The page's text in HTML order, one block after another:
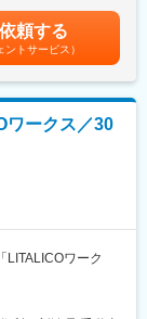
実績あり/子ども
くるみんマーク取
変化点を抽出しテ
品機能テスト仕様
施調整業務(機材手
（33歳、マネージ
ネージャー、入社
考を通じて上下す
めた表記です。
頼する
ントサービス）
ワークス／30
LITALICOワーク